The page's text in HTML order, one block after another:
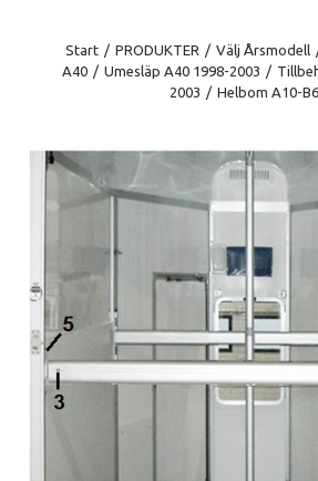
Start / PRODUKTER / Välj Årsmodell
A40 / Umesläp A40 1998-2003 /
2003 / Helbom A10-